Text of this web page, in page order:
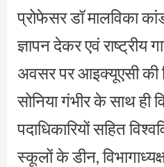
प्रोफेसर डॉ मालविका
ज्ञापन देकर एवं
अवसर पर आइक्यूएसी की
सोनिया गंभीर के साथ ही
पदाधिकारियों सहित
स्कूलों के डीन,